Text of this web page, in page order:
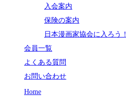
入会案内
保険の案内
日本漫画家協会に入ろう！
会員一覧
よくある質問
お問い合わせ
Home